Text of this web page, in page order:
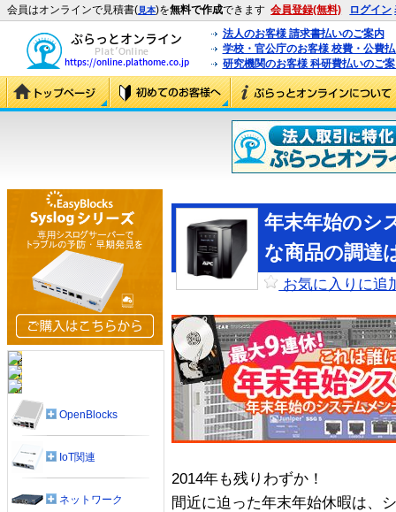
会員はオンラインで見積書(見本)を無料で作成できます 会員登録(無料) ログイン
法人のお客様 請求書払いのご案内
学校・官公庁のお客様 校費・公費
研究機関のお客様 科研費払いのご
年末年始のシ
な商品の調達
お気に入りに追
2014年も残りわずか！
間近に迫った年末年始休暇は、
OpenBlocks
IoT関連
ネットワーク